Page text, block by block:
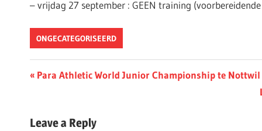
– vrijdag 27 september : GEEN training
ONGECATEGORISEERD
Berichtnavigatie
Previous
Para Athletic World Junior Championship te
Leave a Reply